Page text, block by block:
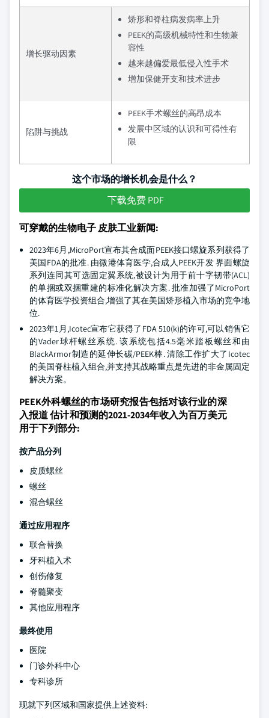
增长驱动因素
矫形和脊柱病发病率上升
PEEK的高级机械特性和生物兼
容性
越来越偏爱最低侵入性手术
增加保健开支和技术进步
陷阱与挑战
PEEK手术螺丝的高昂成本
发展中区域的认识和可得性有
限
这个市场的增长机会是什么？
下载免费 PDF
可穿戴的生物电子 皮肤工业新闻:
2023年6月,MicroPort宣布其合成面PEEK接口螺旋系列获得了
美国FDA的批准. 由微港体育医学,合成人PEEK开发 界面螺旋
系列连同其可选固定翼系统,被设计为用于前十字韧带(ACL)
的单捆或双捆重建的标准化解决方案. 批准加强了MicroPort
的体育医学投资组合,增强了其在美国矫形植入市场的竞争地
位.
2023年1月,Icotec宣布它获得了FDA 510(k)的许可,可以销售它
的Vader球杆螺丝系统. 该系统包括4.5毫米踏板螺丝和由
BlackArmor制造的延伸长碳/PEEK棒. 清除工作扩大了Icotec
的美国脊柱植入组合,并支持其战略重点是先进的非金属固定
解决方案。
PEEK外科螺丝的市场研究报告包括对该行业的深
入报道 估计和预测的2021-2034年收入为百万美元
用于下列部分:
按产品分列
皮质螺丝
螺丝
混合螺丝
通过应用程序
联合替换
牙科植入术
创伤修复
脊髓聚变
其他应用程序
最终使用
医院
门诊外科中心
专科诊所
现就下列区域和国家提供上述资料: